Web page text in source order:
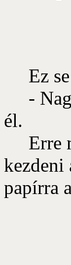
Ez se
-
él.
Erre
kezdeni
papírra